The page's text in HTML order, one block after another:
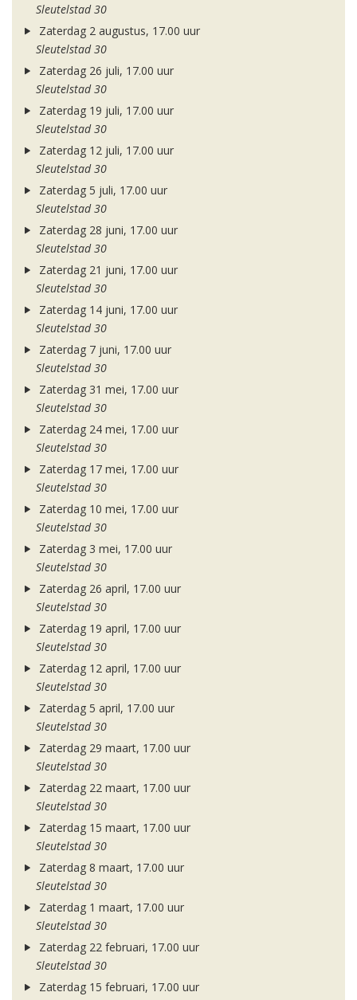
Sleutelstad 30
Zaterdag 2 augustus, 17.00 uur
Sleutelstad 30
Zaterdag 26 juli, 17.00 uur
Sleutelstad 30
Zaterdag 19 juli, 17.00 uur
Sleutelstad 30
Zaterdag 12 juli, 17.00 uur
Sleutelstad 30
Zaterdag 5 juli, 17.00 uur
Sleutelstad 30
Zaterdag 28 juni, 17.00 uur
Sleutelstad 30
Zaterdag 21 juni, 17.00 uur
Sleutelstad 30
Zaterdag 14 juni, 17.00 uur
Sleutelstad 30
Zaterdag 7 juni, 17.00 uur
Sleutelstad 30
Zaterdag 31 mei, 17.00 uur
Sleutelstad 30
Zaterdag 24 mei, 17.00 uur
Sleutelstad 30
Zaterdag 17 mei, 17.00 uur
Sleutelstad 30
Zaterdag 10 mei, 17.00 uur
Sleutelstad 30
Zaterdag 3 mei, 17.00 uur
Sleutelstad 30
Zaterdag 26 april, 17.00 uur
Sleutelstad 30
Zaterdag 19 april, 17.00 uur
Sleutelstad 30
Zaterdag 12 april, 17.00 uur
Sleutelstad 30
Zaterdag 5 april, 17.00 uur
Sleutelstad 30
Zaterdag 29 maart, 17.00 uur
Sleutelstad 30
Zaterdag 22 maart, 17.00 uur
Sleutelstad 30
Zaterdag 15 maart, 17.00 uur
Sleutelstad 30
Zaterdag 8 maart, 17.00 uur
Sleutelstad 30
Zaterdag 1 maart, 17.00 uur
Sleutelstad 30
Zaterdag 22 februari, 17.00 uur
Sleutelstad 30
Zaterdag 15 februari, 17.00 uur